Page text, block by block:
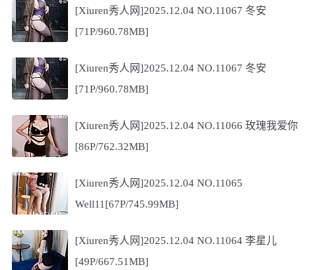
[Xiuren秀人网]2025.12.04 NO.11067 冬安
[71P/960.78MB]
[Xiuren秀人网]2025.12.04 NO.11067 冬安
[71P/960.78MB]
[Xiuren秀人网]2025.12.04 NO.11066 玫瑰我爱你
[86P/762.32MB]
[Xiuren秀人网]2025.12.04 NO.11065
Well11[67P/745.99MB]
[Xiuren秀人网]2025.12.04 NO.11064 李星儿
[49P/667.51MB]